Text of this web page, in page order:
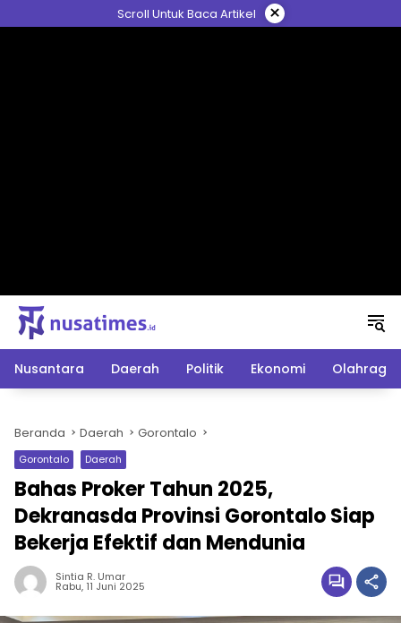
ke
Scroll Untuk Baca Artikel ×
Nusantara Daerah Politik Ekonomi Olahraga
Beranda Daerah Gorontalo
Gorontalo Daerah
Bahas Proker Tahun 2025,
Dekranasda Provinsi Gorontalo Siap
Bekerja Efektif dan Mendunia
Sintia R. Umar
Rabu, 11 Juni 2025